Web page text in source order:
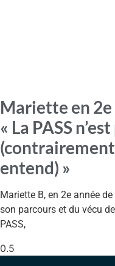
Mariette en 2e
« La PASS
(contrairement
entend) »
Mariette B, en 2e année
son parcours et du vécu
PASS,